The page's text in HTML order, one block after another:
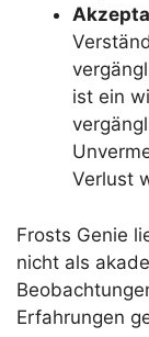
ist ein
Verlust
Frosts Genie
nicht als
Erfahrungen